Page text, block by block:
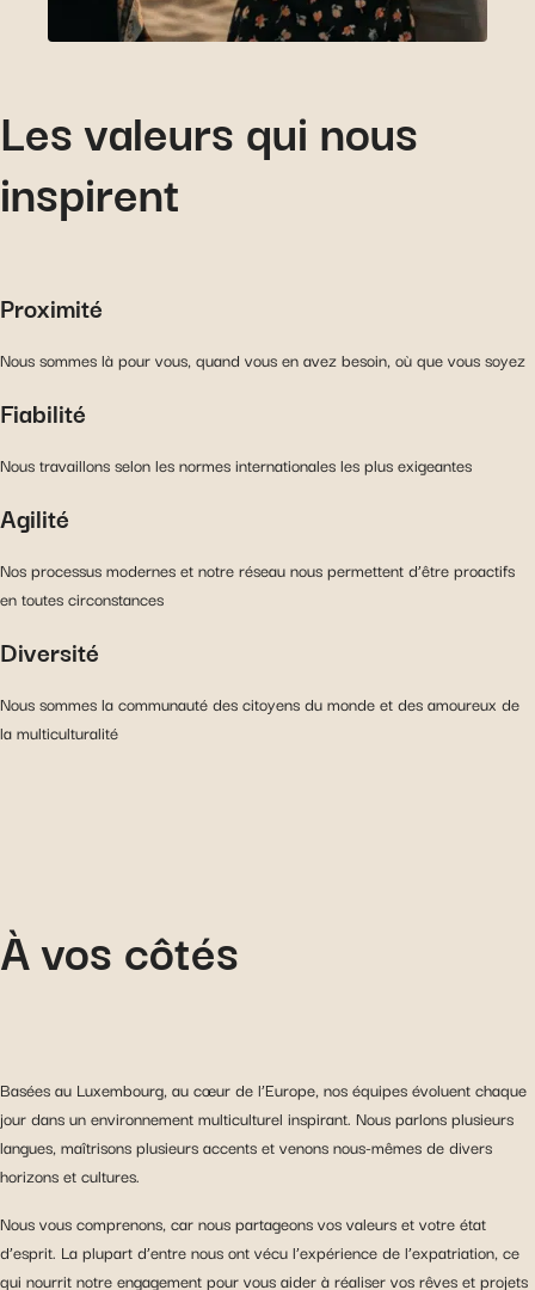
Les valeurs qui nous
inspirent
Proximité
Nous sommes là pour vous, quand vous en avez besoin, où que vous soyez
Fiabilité
Nous travaillons selon les normes internationales les plus exigeantes
Agilité
Nos processus modernes et notre réseau nous permettent d’être proactifs
en toutes circonstances
Diversité
Nous sommes la communauté des citoyens du monde et des amoureux de
la multiculturalité
À vos côtés
Basées au Luxembourg, au cœur de l’Europe, nos équipes évoluent chaque
jour dans un environnement multiculturel inspirant. Nous parlons plusieurs
langues, maîtrisons plusieurs accents et venons nous-mêmes de divers
horizons et cultures.
Nous vous comprenons, car nous partageons vos valeurs et votre état
d’esprit. La plupart d’entre nous ont vécu l’expérience de l’expatriation, ce
qui nourrit notre engagement pour vous aider à réaliser vos rêves et projets